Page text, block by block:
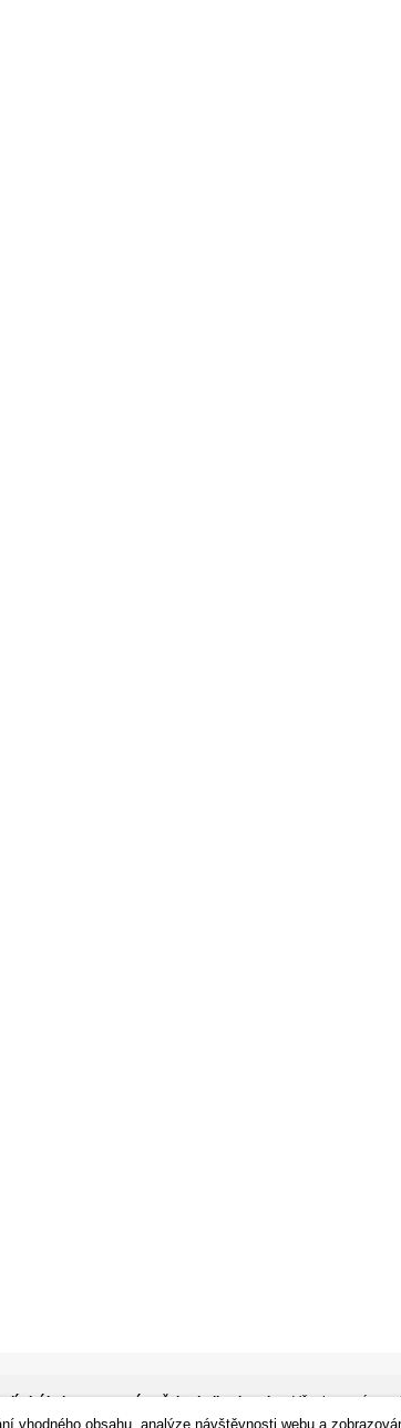
jízdní kola, sportovní potřeby, in-line brusle.- Všechna práva
vhodného obsahu, analýze návštěvnosti webu a